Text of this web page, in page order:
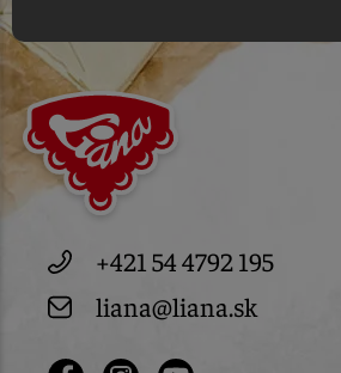
+421 54 4792 195
liana@liana.sk